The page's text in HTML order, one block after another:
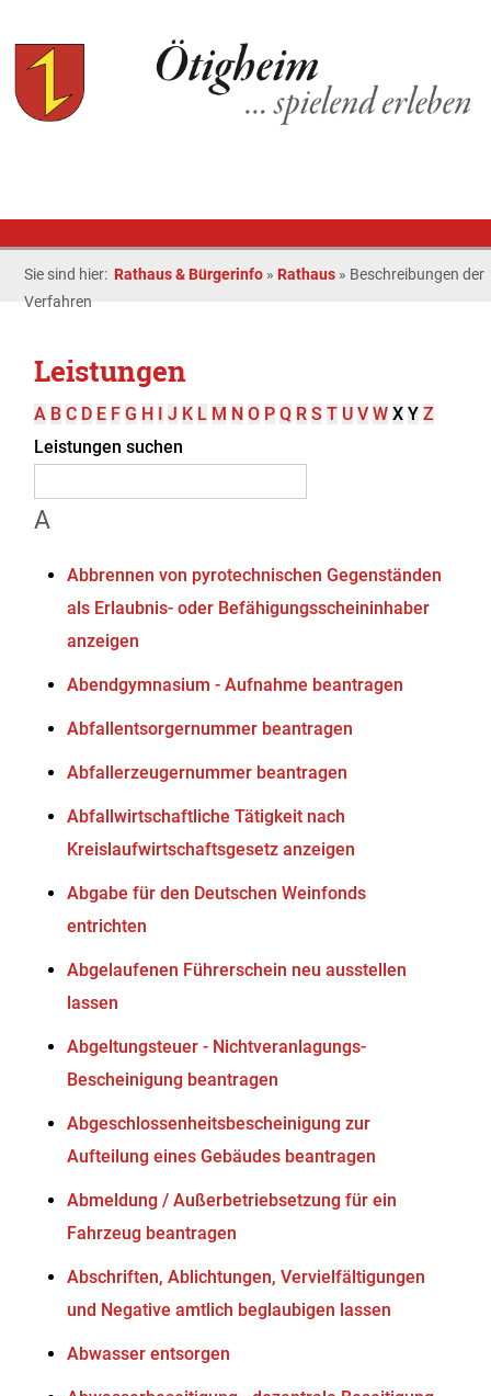
Sie sind hier: Rathaus & Bürgerinfo » Rathaus » Beschreibungen der
Verfahren
Leistungen
A B C D E F G H I J K L M N O P Q R S T U V W X Y Z
Leistungen suchen
A
Abbrennen von pyrotechnischen Gegenständen
als Erlaubnis- oder Befähigungsscheininhaber
anzeigen
Abendgymnasium - Aufnahme beantragen
Abfallentsorgernummer beantragen
Abfallerzeugernummer beantragen
Abfallwirtschaftliche Tätigkeit nach
Kreislaufwirtschaftsgesetz anzeigen
Abgabe für den Deutschen Weinfonds
entrichten
Abgelaufenen Führerschein neu ausstellen
lassen
Abgeltungsteuer - Nichtveranlagungs-
Bescheinigung beantragen
Abgeschlossenheitsbescheinigung zur
Aufteilung eines Gebäudes beantragen
Abmeldung / Außerbetriebsetzung für ein
Fahrzeug beantragen
Abschriften, Ablichtungen, Vervielfältigungen
und Negative amtlich beglaubigen lassen
Abwasser entsorgen